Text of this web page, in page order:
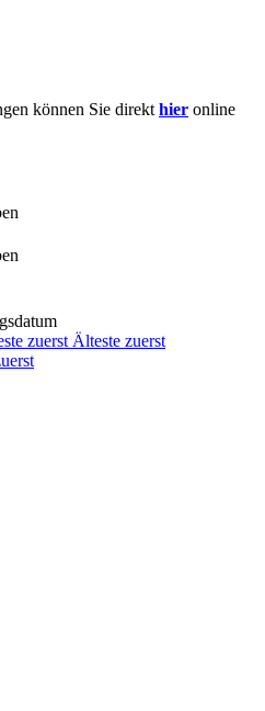
können Sie direkt hier online
zuerst Älteste zuerst